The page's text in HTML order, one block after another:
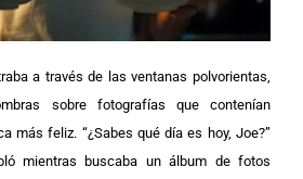
a través de las ventanas polvorientas,
sobre fotografías que contenían
más feliz. “¿Sabes qué día es hoy, Joe?”
mientras buscaba un álbum de fotos